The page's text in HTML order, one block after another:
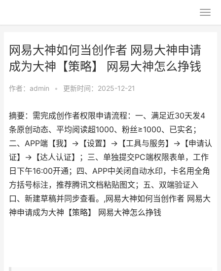
网易大神如何当创作者 网易大神申请
成为大神【策略】 网易大神怎么挣钱
作者： admin • 更新时间：2025-12-21
摘要：需完成创作者权限申请流程：一、满足近30天发4
条原创动态、平均阅读超1000、粉丝≥1000、已实名；
二、APP端【我】→【设置】→【工具与服务】→【申请认
证】→【达人认证】；三、单独提交PC端权限表单，工作
日下午16:00开通；四、APP中关闭自动水印，卡名用全角
方括号标注，推荐腾讯文档粘贴图文；五、双端验证入
口、新建草稿并同步查看。,网易大神如何当创作者 网易大
神申请成为大神【策略】 网易大神怎么挣钱